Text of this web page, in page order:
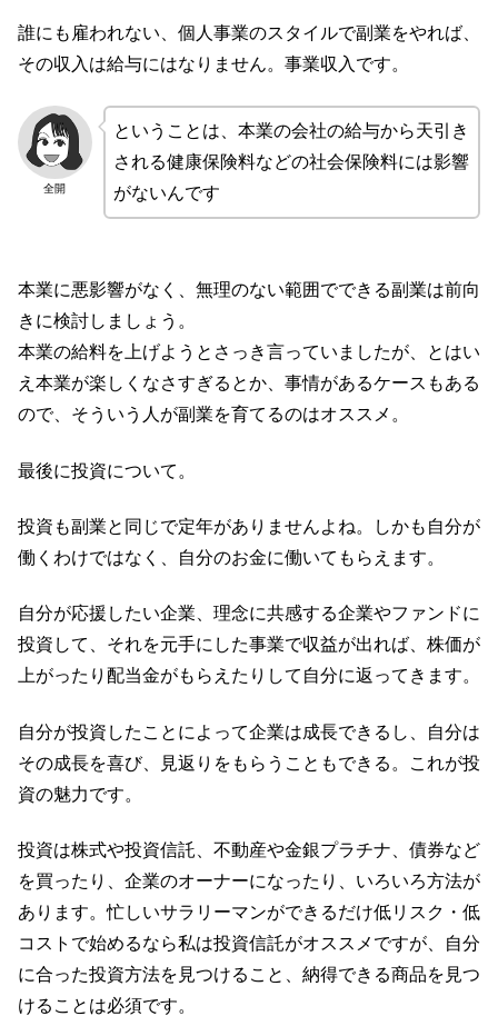
誰にも雇われない、個人事業のスタイルで副業をやれば、
その収入は給与にはなりません。事業収入です。
全開
ということは、本業の会社の給与から天引き
される健康保険料などの社会保険料には影響
がないんです
本業に悪影響がなく、無理のない範囲でできる副業は前向
きに検討しましょう。
本業の給料を上げようとさっき言っていましたが、とはい
え本業が楽しくなさすぎるとか、事情があるケースもある
ので、そういう人が副業を育てるのはオススメ。
最後に投資について。
投資も副業と同じで定年がありませんよね。しかも自分が
働くわけではなく、自分のお金に働いてもらえます。
自分が応援したい企業、理念に共感する企業やファンドに
投資して、それを元手にした事業で収益が出れば、株価が
上がったり配当金がもらえたりして自分に返ってきます。
自分が投資したことによって企業は成長できるし、自分は
その成長を喜び、見返りをもらうこともできる。これが投
資の魅力です。
投資は株式や投資信託、不動産や金銀プラチナ、債券など
を買ったり、企業のオーナーになったり、いろいろ方法が
あります。忙しいサラリーマンができるだけ低リスク・低
コストで始めるなら私は投資信託がオススメですが、自分
に合った投資方法を見つけること、納得できる商品を見つ
けることは必須です。